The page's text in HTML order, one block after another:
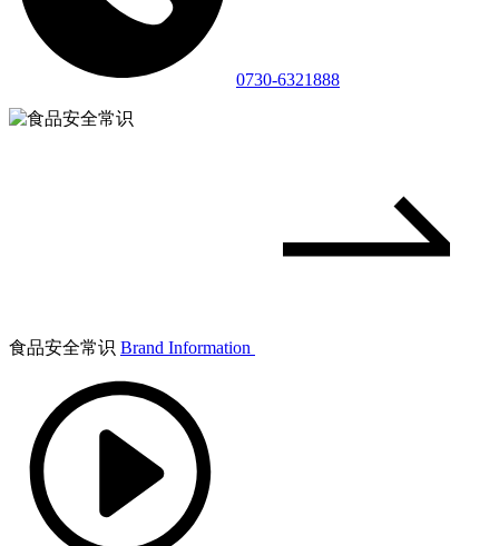
0730-6321888
食品安全常识 Brand Information